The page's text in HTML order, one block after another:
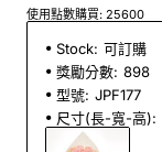
使用點數購買: 25600
Stock: 可訂購
獎勵分數: 898
型號: JPF177
尺寸(長-寬-高):